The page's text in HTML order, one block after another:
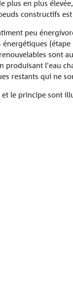
Mur et poteau
plus en plus
constructifs
peu
énergétiques
sont
produisant l'eau
restants qui ne
et le principe sont